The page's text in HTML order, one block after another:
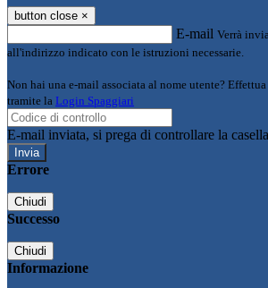
button close ×
E-mail Verrà
all'indirizzo indicato con le istruzioni necessarie.
Non hai una e-mail associata al nome utente?
tramite la Login Spaggiari
E-mail inviata, si prega di controllare la
Errore
Chiudi
Successo
Chiudi
Informazione